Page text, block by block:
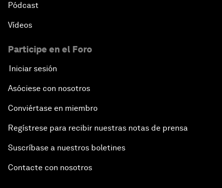
Pódcast
Vídeos
Participe en el Foro
Iniciar sesión
Asóciese con nosotros
Conviértase en miembro
Regístrese para recibir nuestras notas de prensa
Suscríbase a nuestros boletines
Contacte con nosotros